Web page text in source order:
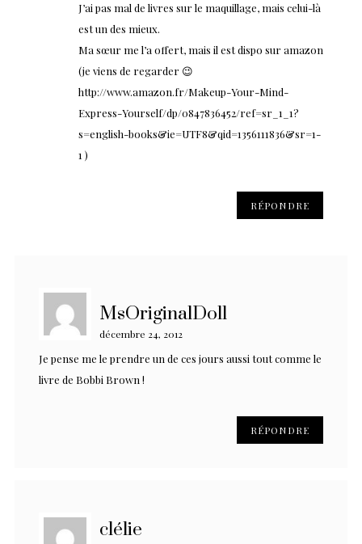
J’ai pas mal de livres sur le maquillage, mais celui-là
est un des mieux.
Ma sœur me l’a offert, mais il est dispo sur amazon
(je viens de regarder 😉
http://www.amazon.fr/Makeup-Your-Mind-
Express-Yourself/dp/0847836452/ref=sr_1_1?
s=english-books&ie=UTF8&qid=1356111836&sr=1-
1 )
RÉPONDRE
MsOriginalDoll
décembre 24, 2012
Je pense me le prendre un de ces jours aussi tout comme le
livre de Bobbi Brown !
RÉPONDRE
clélie